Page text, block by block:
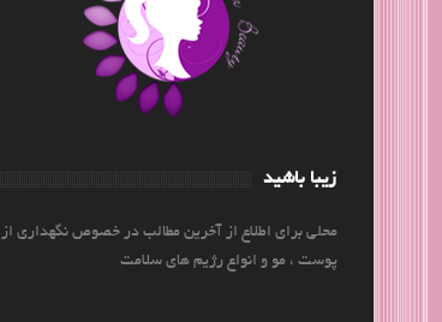
زیبا باشید
محلی برای اطلاع از آخرین مطالب در خصوص نگهداری از
پوست ، مو و انواع رژیم های سلامت